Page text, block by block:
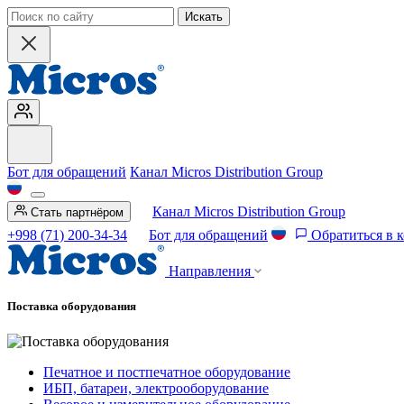
Искать
Бот для обращений Канал Micros Distribution Group
Стать партнёром
Канал Micros Distribution Group
+998 (71) 200-34-34
Бот для обращений Обратиться в
Направления
Поставка оборудования
Печатное и постпечатное оборудование
ИБП, батареи, электрооборудование